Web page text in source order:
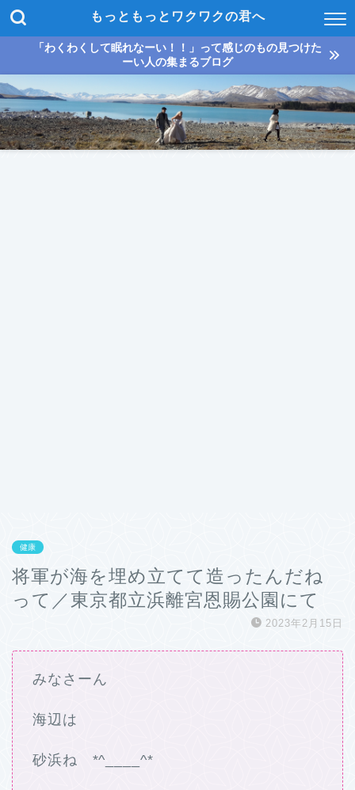
もっともっとワクワクの君へ
「わくわくして眠れなーい！！」って感じのもの見つけた
ーい人の集まるブログ
健康
将軍が海を埋め立てて造ったんだね
って／東京都立浜離宮恩賜公園にて
2023年2月15日
みなさーん
海辺は
砂浜ね *^____^*